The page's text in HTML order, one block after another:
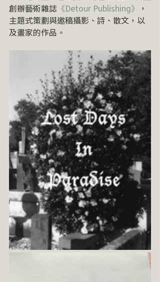
創辦藝術雜誌 《Detour Publishing》 ，
主題式策劃與邀稿攝影、詩、散文，以
及畫家的作品。